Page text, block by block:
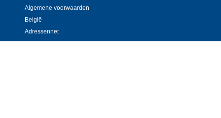
Algemene voorwaarden
België
Adressennet